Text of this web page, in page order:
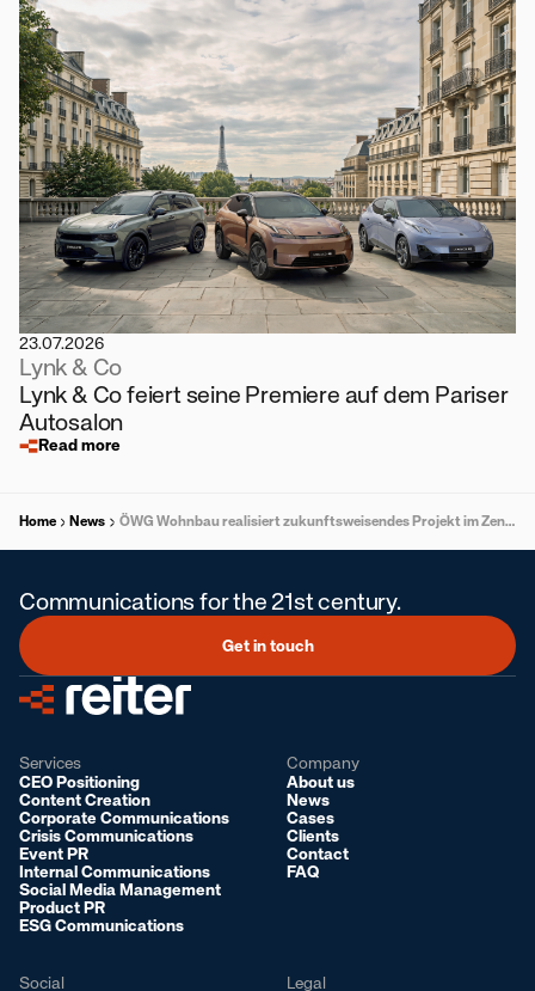
23.07.2026
Lynk & Co
Lynk & Co feiert seine Premiere auf dem Pariser
Autosalon
Read more
Home News ÖWG Wohnbau realisiert zukunftsweisendes Projekt im Zentrum von Kalsdorf bei Graz
Communications for the 21st century.
Get in touch
Services
CEO Positioning
Content Creation
Corporate Communications
Crisis Communications
Event PR
Internal Communications
Social Media Management
Product PR
ESG Communications
Company
About us
News
Cases
Clients
Contact
FAQ
Social Legal